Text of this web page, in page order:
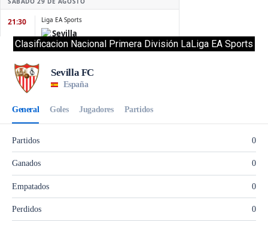
Clasificacion Nacional Primera División LaLiga EA Sports